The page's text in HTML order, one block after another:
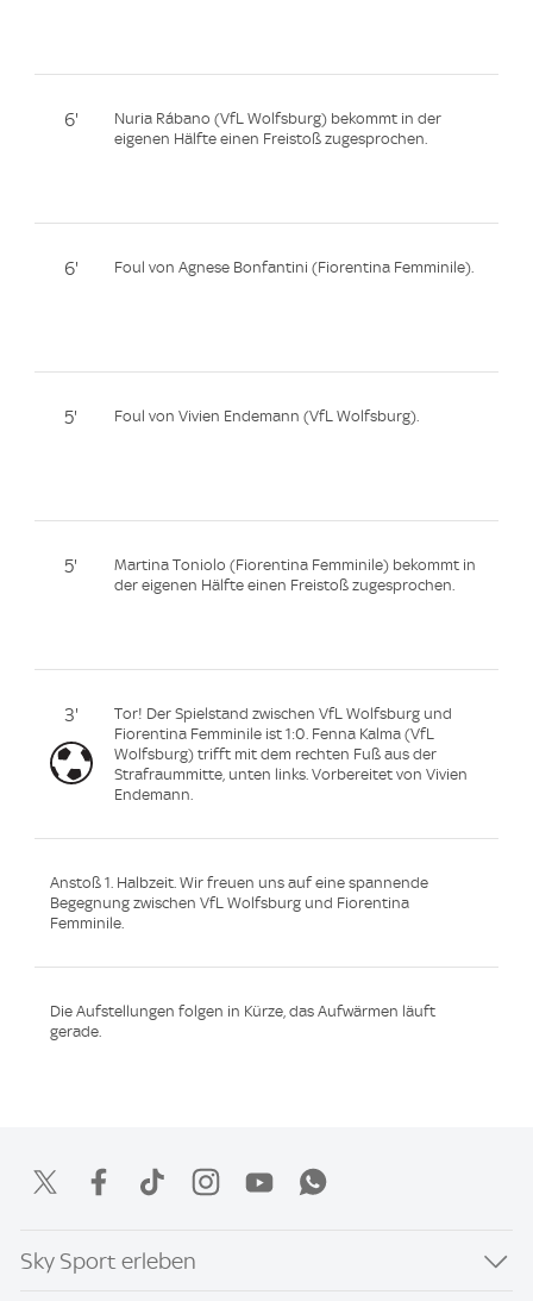
6'
Nuria Rábano (VfL Wolfsburg) bekommt in der
eigenen Hälfte einen Freistoß zugesprochen.
6' Foul von Agnese Bonfantini (Fiorentina Femminile).
5' Foul von Vivien Endemann (VfL Wolfsburg).
5'
Martina Toniolo (Fiorentina Femminile) bekommt in
der eigenen Hälfte einen Freistoß zugesprochen.
3'
Tor! Der Spielstand zwischen VfL Wolfsburg und
Fiorentina Femminile ist 1:0. Fenna Kalma (VfL
Wolfsburg) trifft mit dem rechten Fuß aus der
Strafraummitte, unten links. Vorbereitet von Vivien
Endemann.
Anstoß 1. Halbzeit. Wir freuen uns auf eine spannende
Begegnung zwischen VfL Wolfsburg und Fiorentina
Femminile.
Die Aufstellungen folgen in Kürze, das Aufwärmen läuft
gerade.
Sky Sport erleben